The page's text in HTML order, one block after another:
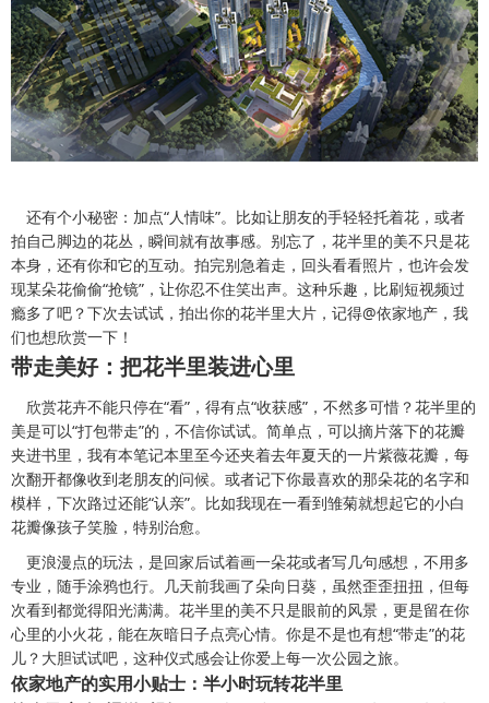
还有个小秘密：加点“人情味”。比如让朋友的手轻轻托着花，或者
拍自己脚边的花丛，瞬间就有故事感。别忘了，花半里的美不只是花
本身，还有你和它的互动。拍完别急着走，回头看看照片，也许会发
现某朵花偷偷“抢镜”，让你忍不住笑出声。这种乐趣，比刷短视频过
瘾多了吧？下次去试试，拍出你的花半里大片，记得@依家地产，我
们也想欣赏一下！
带走美好：把花半里装进心里
欣赏花卉不能只停在“看”，得有点“收获感”，不然多可惜？花半里的
美是可以“打包带走”的，不信你试试。简单点，可以摘片落下的花瓣
夹进书里，我有本笔记本里至今还夹着去年夏天的一片紫薇花瓣，每
次翻开都像收到老朋友的问候。或者记下你最喜欢的那朵花的名字和
模样，下次路过还能“认亲”。比如我现在一看到雏菊就想起它的小白
花瓣像孩子笑脸，特别治愈。
更浪漫点的玩法，是回家后试着画一朵花或者写几句感想，不用多
专业，随手涂鸦也行。几天前我画了朵向日葵，虽然歪歪扭扭，但每
次看到都觉得阳光满满。花半里的美不只是眼前的风景，更是留在你
心里的小火花，能在灰暗日子点亮心情。你是不是也有想“带走”的花
儿？大胆试试吧，这种仪式感会让你爱上每一次公园之旅。
依家地产的实用小贴士：半小时玩转花半里